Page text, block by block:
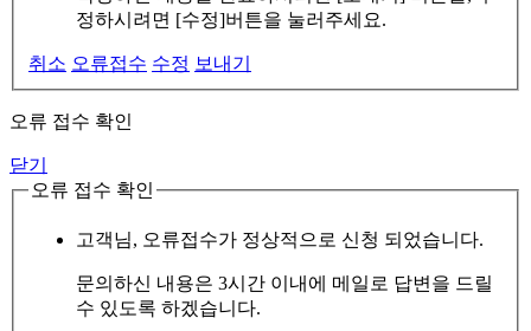
정하시려면 [수정]버튼을 눌러주세요.
취소 오류접수 수정 보내기
오류 접수 확인
닫기
오류 접수 확인
고객님, 오류접수가 정상적으로 신청 되었습니다.
문의하신 내용은 3시간 이내에 메일로 답변을 드릴
수 있도록 하겠습니다.